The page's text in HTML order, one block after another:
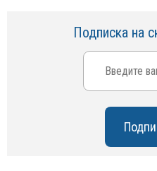
Подписка на